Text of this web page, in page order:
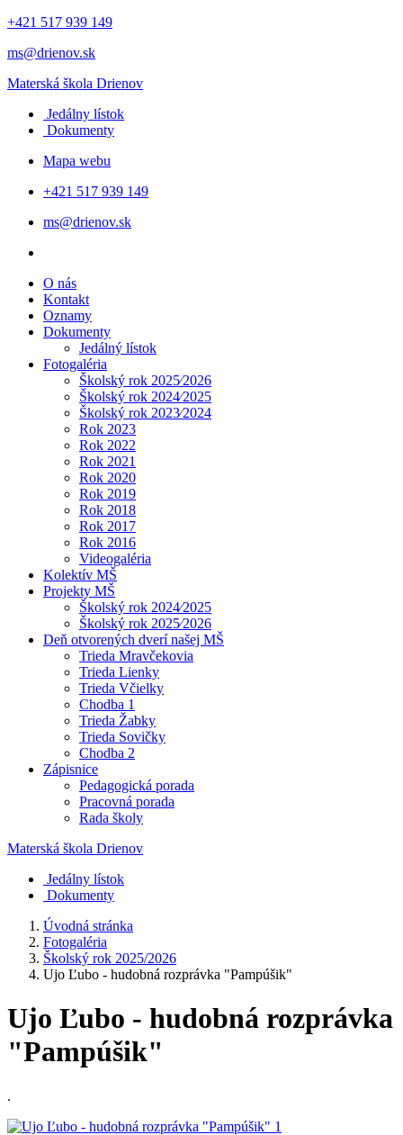
+421 517 939 149
ms@drienov.sk
Materská škola Drienov
Jedálny lístok
Dokumenty
Mapa webu
+421 517 939 149
ms@drienov.sk
O nás
Kontakt
Oznamy
Dokumenty
Jedálný lístok
Fotogaléria
Školský rok 2025⁄2026
Školský rok 2024⁄2025
Školský rok 2023⁄2024
Rok 2023
Rok 2022
Rok 2021
Rok 2020
Rok 2019
Rok 2018
Rok 2017
Rok 2016
Videogaléria
Kolektív MŠ
Projekty MŠ
Školský rok 2024⁄2025
Školský rok 2025⁄2026
Deň otvorených dverí našej MŠ
Trieda Mravčekovia
Trieda Lienky
Trieda Včielky
Chodba 1
Trieda Žabky
Trieda Sovičky
Chodba 2
Zápisnice
Pedagogická porada
Pracovná porada
Rada školy
Materská škola Drienov
Jedálny lístok
Dokumenty
Úvodná stránka
Fotogaléria
Školský rok 2025/2026
Ujo Ľubo - hudobná rozprávka "Pampúšik"
Ujo Ľubo - hudobná rozprávka
"Pampúšik"
.